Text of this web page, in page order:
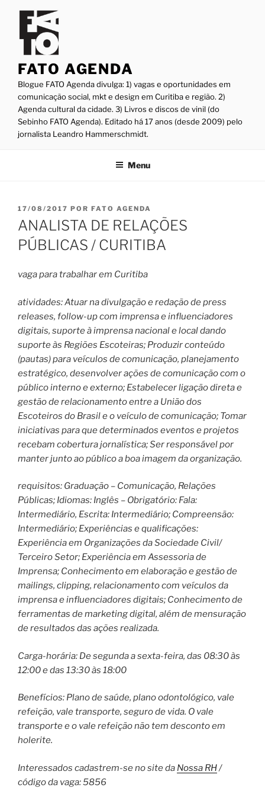
conteúdo
FATO AGENDA
Blogue FATO Agenda divulga: 1) vagas e oportunidades em
comunicação social, mkt e design em Curitiba e região. 2)
Agenda cultural da cidade. 3) Livros e discos de vinil (do
Sebinho FATO Agenda). Editado há 17 anos (desde 2009) pelo
jornalista Leandro Hammerschmidt.
Menu
PUBLICADO
EM
17/08/2017 POR FATO AGENDA
ANALISTA DE RELAÇÕES
PÚBLICAS / CURITIBA
vaga para trabalhar em Curitiba
atividades: Atuar na divulgação e redação de press
releases, follow-up com imprensa e influenciadores
digitais, suporte à imprensa nacional e local dando
suporte às Regiões Escoteiras; Produzir conteúdo
(pautas) para veículos de comunicação, planejamento
estratégico, desenvolver ações de comunicação com o
público interno e externo; Estabelecer ligação direta e
gestão de relacionamento entre a União dos
Escoteiros do Brasil e o veículo de comunicação; Tomar
iniciativas para que determinados eventos e projetos
recebam cobertura jornalística; Ser responsável por
manter junto ao público a boa imagem da organização.
requisitos: Graduação – Comunicação, Relações
Públicas; Idiomas: Inglês – Obrigatório: Fala:
Intermediário, Escrita: Intermediário; Compreensão:
Intermediário; Experiências e qualificações:
Experiência em Organizações da Sociedade Civil/
Terceiro Setor; Experiência em Assessoria de
Imprensa; Conhecimento em elaboração e gestão de
mailings, clipping, relacionamento com veículos da
imprensa e influenciadores digitais; Conhecimento de
ferramentas de marketing digital, além de mensuração
de resultados das ações realizada.
Carga-horária: De segunda a sexta-feira, das 08:30 às
12:00 e das 13:30 às 18:00
Benefícios: Plano de saúde, plano odontológico, vale
refeição, vale transporte, seguro de vida. O vale
transporte e o vale refeição não tem desconto em
holerite.
Interessados cadastrem-se no site da Nossa RH/
código da vaga: 5856